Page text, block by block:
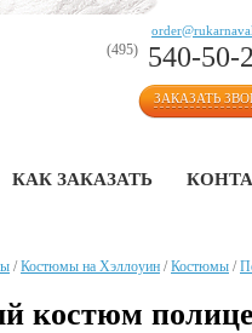
(495) 540-50-
ЗАКАЗАТЬ
КАК ЗАКАЗАТЬ
/Костюмы на Хэллоуин /Костюмы /
костюм